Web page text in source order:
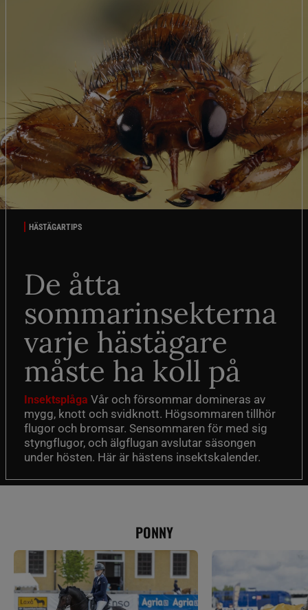
HÄSTÄGARTIPS
De åtta
sommarinsekterna
varje hästägare
måste ha koll på
Insektsplåga Vår och försommar domineras av
mygg, knott och svidknott. Högsommaren tillhör
flugor och bromsar. Sensommaren för med sig
styngflugor, och älgflugan avslutar säsongen
under hösten. Här är hästens insektskalender.
PONNY